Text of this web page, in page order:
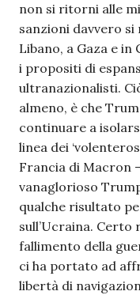
non si ritorni alle
sanzioni davvero
Libano, a Gaza e
i propositi di
ultranazionalisti.
almeno, è che
continuare a
linea dei
Francia di Macron
vanaglorioso
qualche risultato
sull’Ucraina. Certo
fallimento della
ci ha portato ad
libertà di